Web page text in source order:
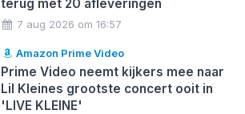
terug met 20 afleveringen
7 aug 2026 om 16:57
Amazon Prime Video
Prime Video neemt kijkers mee naar
Lil Kleines grootste concert ooit in
'LIVE KLEINE'